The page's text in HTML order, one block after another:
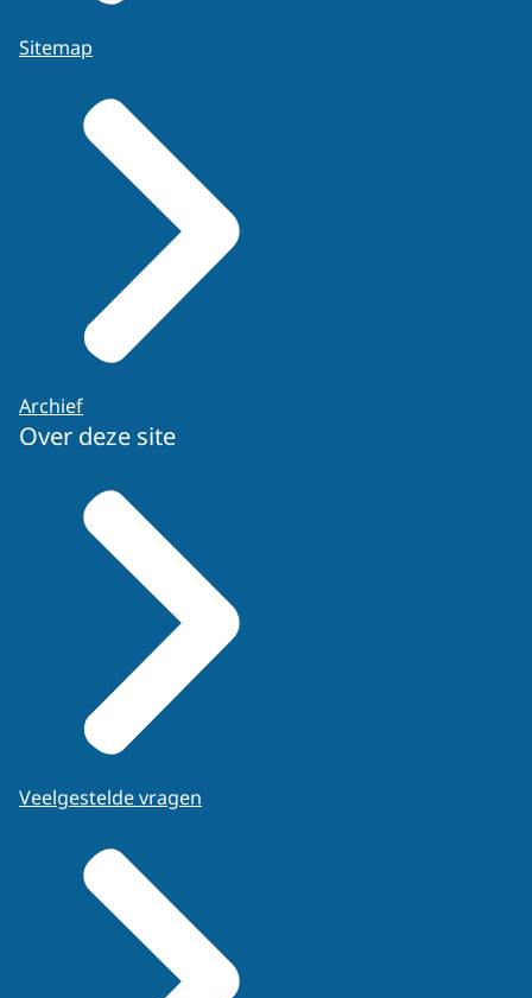
Sitemap
Archief
Over deze site
Veelgestelde vragen